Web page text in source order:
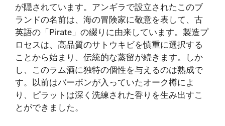
が隠されています。アンギラで設立されたこのブ
ランドの名前は、海の冒険家に敬意を表して、古
英語の「Pirate」の綴りに由来しています。製造プ
ロセスは、高品質のサトウキビを慎重に選択する
ことから始まり、伝統的な蒸留が続きます。しか
し、このラム酒に独特の個性を与えるのは熟成で
す。以前はバーボンが入っていたオーク樽によ
り、ピラットは深く洗練された香りを生み出すこ
とができました。